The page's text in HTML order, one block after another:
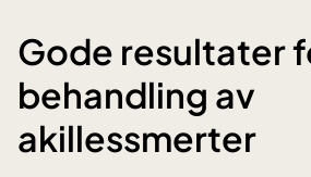
Gode resultater
behandling av
akillessmerter